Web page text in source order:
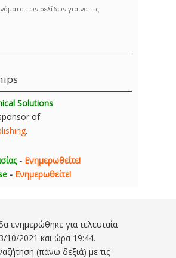
των σελίδων για να τις
Solutions
of
.
- Ενημερωθείτε!
- Ενημερωθείτε!
ενημερώθηκε για τελευταία
10/2021 και ώρα 19:44.
(πάνω δεξιά) με τις